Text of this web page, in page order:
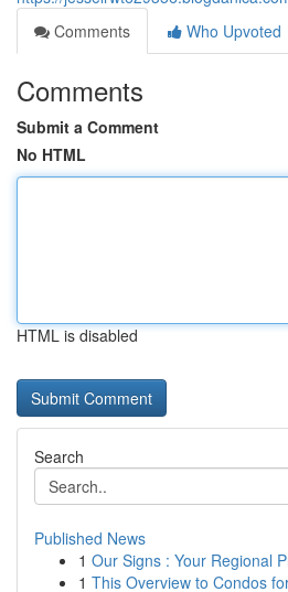
Comments
Who Upvoted
Comments
Submit a Comment
No HTML
HTML is disabled
Search
Published News
1 Our Signs : Your Regional
1 This Overview to Condos